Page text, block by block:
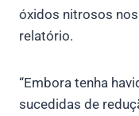
óxidos nitrosos
relatório.
“Embora tenha
sucedidas de